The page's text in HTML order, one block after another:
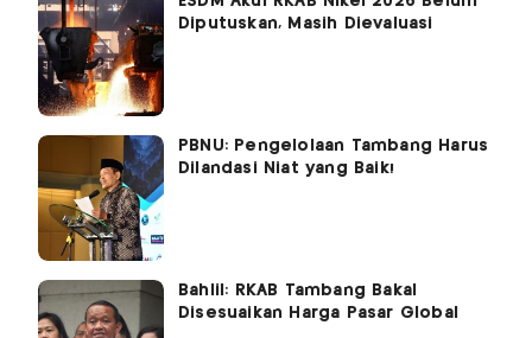
Diputuskan, Masih Dievaluasi
PBNU: Pengelolaan Tambang Harus
Dilandasi Niat yang Baik!
Bahlil: RKAB Tambang Bakal
Disesuaikan Harga Pasar Global